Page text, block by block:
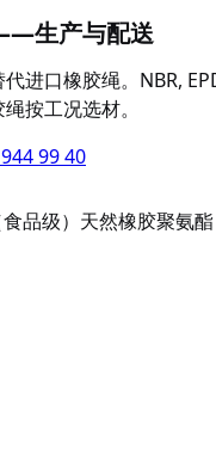
生产与配送
进口橡胶绳。NBR,
按工况选材。
99 40
品级） 天然橡胶聚氨酯